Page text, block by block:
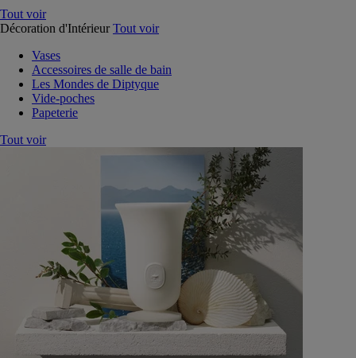
Tout voir
Décoration d'Intérieur Tout voir
Vases
Accessoires de salle de bain
Les Mondes de Diptyque
Vide-poches
Papeterie
Tout voir